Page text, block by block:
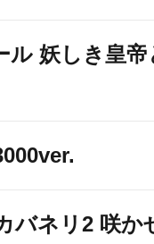
ル 妖しき皇
バネリ2 咲か